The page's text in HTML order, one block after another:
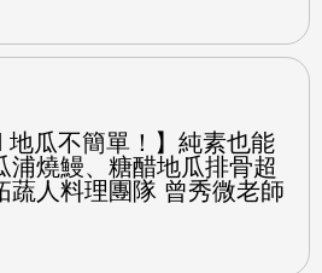
地瓜不簡單！】純素也能
燒鰻、糖醋地瓜排骨超
蔬人料理團隊 曾秀微老師